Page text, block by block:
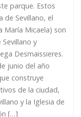
parque. Estos
de Sevillano, el
María Micaela) son
y
Desmaissieres.
junio del año
construye
de la ciudad,
y la Iglesia de
[…]